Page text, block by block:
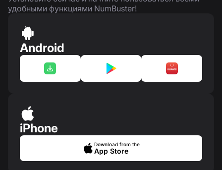
удобными функциями NumBuster!
Android
iPhone
Download from the
App Store